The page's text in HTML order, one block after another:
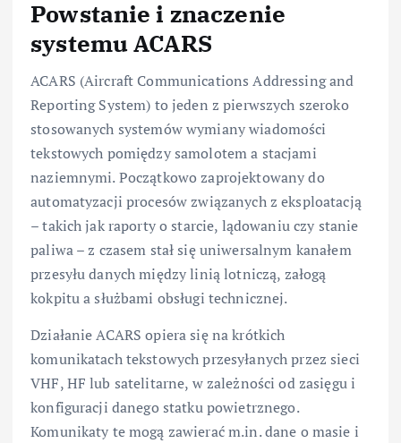
Powstanie i znaczenie
systemu ACARS
ACARS (Aircraft Communications Addressing and
Reporting System) to jeden z pierwszych szeroko
stosowanych systemów wymiany wiadomości
tekstowych pomiędzy samolotem a stacjami
naziemnymi. Początkowo zaprojektowany do
automatyzacji procesów związanych z eksploatacją
– takich jak raporty o starcie, lądowaniu czy stanie
paliwa – z czasem stał się uniwersalnym kanałem
przesyłu danych między linią lotniczą, załogą
kokpitu a służbami obsługi technicznej.
Działanie ACARS opiera się na krótkich
komunikatach tekstowych przesyłanych przez sieci
VHF, HF lub satelitarne, w zależności od zasięgu i
konfiguracji danego statku powietrznego.
Komunikaty te mogą zawierać m.in. dane o masie i